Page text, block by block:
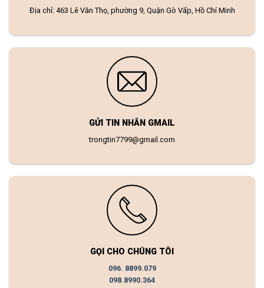
Địa chỉ: 463 Lê Văn Thọ, phường 9, Quận Gò Vấp, Hồ Chí Minh
GỬI TIN NHẮN GMAIL
trongtin7799@gmail.com
GỌI CHO CHÚNG TÔI
096. 8899.079
098.8990.364